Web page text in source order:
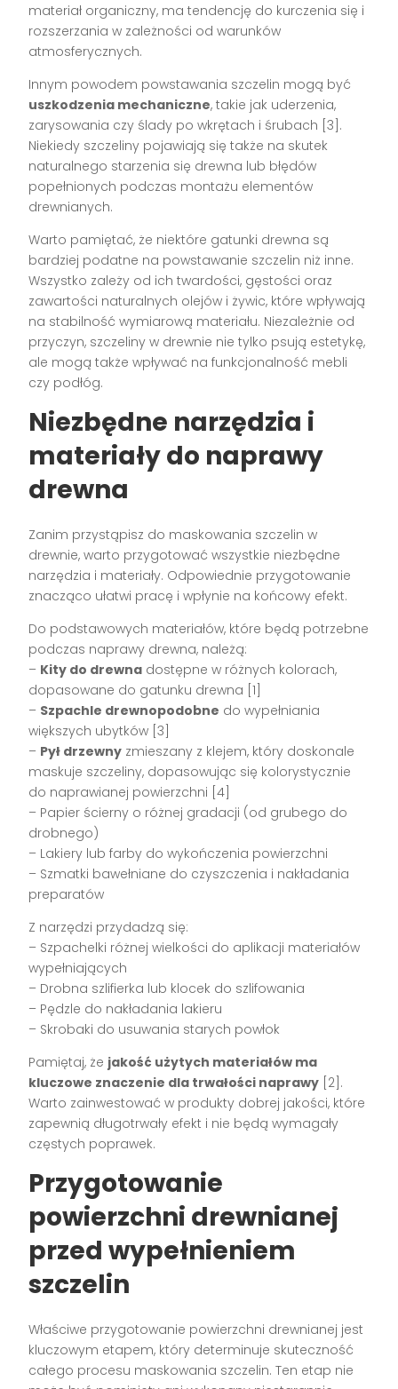
materiał organiczny, ma tendencję do kurczenia się i
rozszerzania w zależności od warunków
atmosferycznych.
Innym powodem powstawania szczelin mogą być
uszkodzenia mechaniczne, takie jak uderzenia,
zarysowania czy ślady po wkrętach i śrubach [3].
Niekiedy szczeliny pojawiają się także na skutek
naturalnego starzenia się drewna lub błędów
popełnionych podczas montażu elementów
drewnianych.
Warto pamiętać, że niektóre gatunki drewna są
bardziej podatne na powstawanie szczelin niż inne.
Wszystko zależy od ich twardości, gęstości oraz
zawartości naturalnych olejów i żywic, które wpływają
na stabilność wymiarową materiału. Niezależnie od
przyczyn, szczeliny w drewnie nie tylko psują estetykę,
ale mogą także wpływać na funkcjonalność mebli
czy podłóg.
Niezbędne narzędzia i
materiały do naprawy
drewna
Zanim przystąpisz do maskowania szczelin w
drewnie, warto przygotować wszystkie niezbędne
narzędzia i materiały. Odpowiednie przygotowanie
znacząco ułatwi pracę i wpłynie na końcowy efekt.
Do podstawowych materiałów, które będą potrzebne
podczas naprawy drewna, należą:
– Kity do drewna dostępne w różnych kolorach,
dopasowane do gatunku drewna [1]
– Szpachle drewnopodobne do wypełniania
większych ubytków [3]
– Pył drzewny zmieszany z klejem, który doskonale
maskuje szczeliny, dopasowując się kolorystycznie
do naprawianej powierzchni [4]
– Papier ścierny o różnej gradacji (od grubego do
drobnego)
– Lakiery lub farby do wykończenia powierzchni
– Szmatki bawełniane do czyszczenia i nakładania
preparatów
Z narzędzi przydadzą się:
– Szpachelki różnej wielkości do aplikacji materiałów
wypełniających
– Drobna szlifierka lub klocek do szlifowania
– Pędzle do nakładania lakieru
– Skrobaki do usuwania starych powłok
Pamiętaj, że jakość użytych materiałów ma
kluczowe znaczenie dla trwałości naprawy [2].
Warto zainwestować w produkty dobrej jakości, które
zapewnią długotrwały efekt i nie będą wymagały
częstych poprawek.
Przygotowanie
powierzchni drewnianej
przed wypełnieniem
szczelin
Właściwe przygotowanie powierzchni drewnianej jest
kluczowym etapem, który determinuje skuteczność
całego procesu maskowania szczelin. Ten etap nie